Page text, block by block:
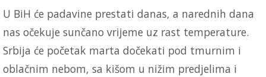
U BiH će padavine prestati danas, a narednih dana
nas očekuje sunčano vrijeme uz rast temperature.
Srbija će početak marta dočekati pod tmurnim i
oblačnim nebom, sa kišom u nižim predjelima i